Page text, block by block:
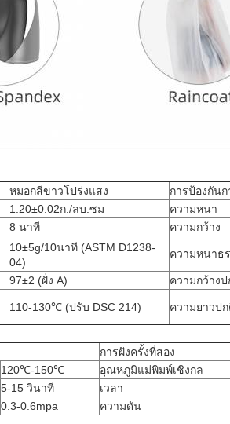
หมอกสีขาวโปร่งแสง การป้องกัน
1.20±0.02ก./ลบ.ซม ความหนา
8 นาที ความกว้าง
10±5g/10นาที (ASTM D1238-
04)
ความหนาธ
97±2 (ฝั่ง A) ความกว้างป
110-130℃ (ปรับ DSC 214) ความยาวป
การฝังครั้งที่สอง
120℃-150℃ อุณหภูมิแม่พิมพ์เชิงกล
5-15 วินาที เวลา
0.3-0.6mpa ความดัน